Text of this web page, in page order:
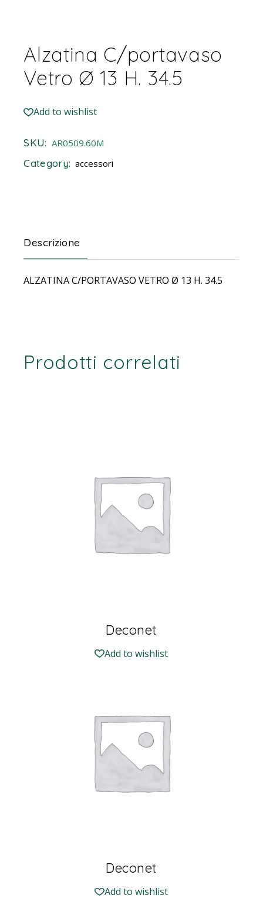
Alzatina C/portavaso
Vetro Ø 13 H. 34.5
Add to wishlist
SKU: AR0509.60M
Category: accessori
Descrizione
ALZATINA C/PORTAVASO VETRO Ø 13 H. 34.5
Prodotti correlati
Deconet
Add to wishlist
Deconet
Add to wishlist